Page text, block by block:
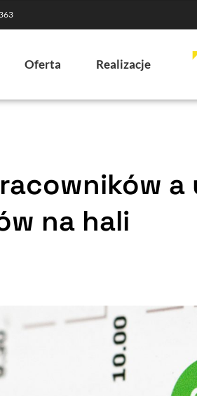
Oferta Realizacje
na hali